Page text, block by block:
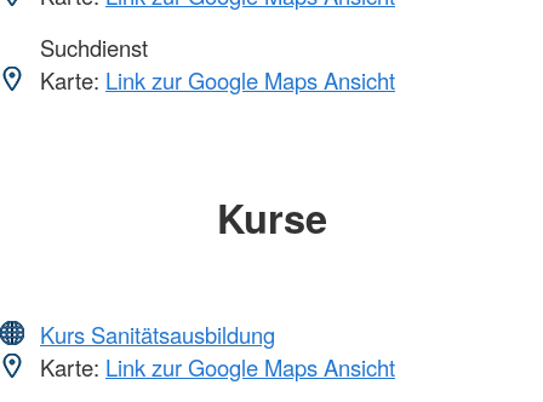
Suchdienst
Karte: Link zur Google Maps Ansicht
Kurse
Kurs Sanitätsausbildung
Karte: Link zur Google Maps Ansicht